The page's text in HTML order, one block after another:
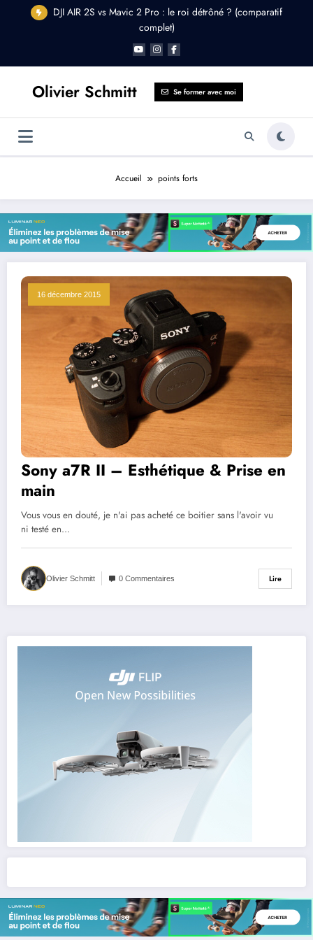
DJI AIR 2S vs Mavic 2 Pro : le roi détrôné ? (comparatif
complet)
Olivier Schmitt Se former avec moi
Accueil points forts
16 décembre 2015
Sony a7R II – Esthétique & Prise en
main
Vous vous en douté, je n'ai pas acheté ce boitier sans l'avoir vu
ni testé en…
Olivier Schmitt 0 Commentaires Lire